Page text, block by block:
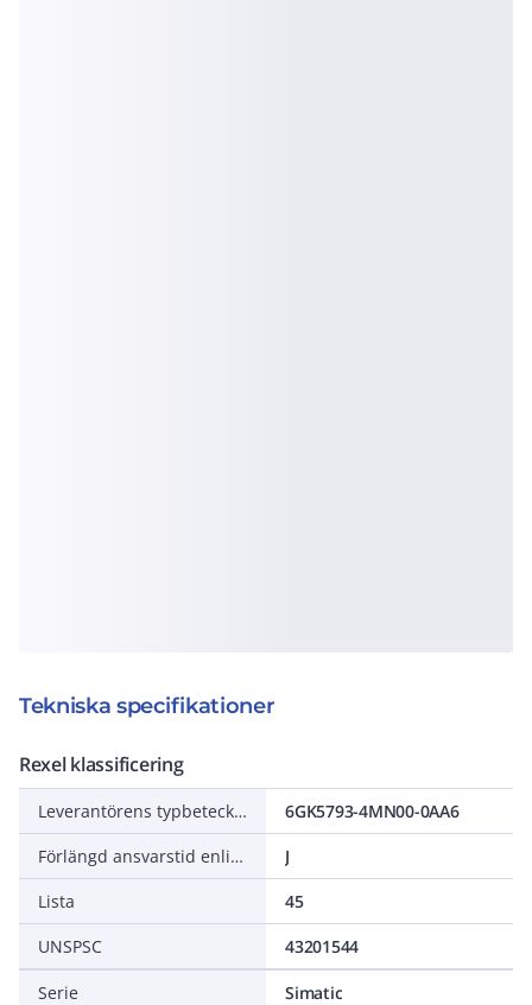
Tekniska specifikationer
Rexel klassificering
Leverantörens typbeteckning
6GK5793-4MN00-0AA6
Förlängd ansvarstid enligt ALEM-09
J
Lista
45
UNSPSC
43201544
Serie
Simatic